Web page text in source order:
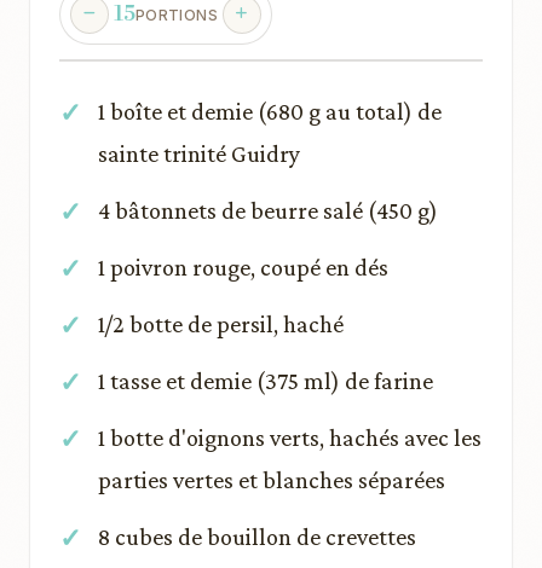
15PORTIONS
1 boîte et demie (680 g au total) de
sainte trinité Guidry
4 bâtonnets de beurre salé (450 g)
1 poivron rouge, coupé en dés
1/2 botte de persil, haché
1 tasse et demie (375 ml) de farine
1 botte d'oignons verts, hachés avec les
parties vertes et blanches séparées
8 cubes de bouillon de crevettes